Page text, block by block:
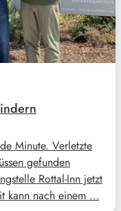
Minute. Verletzte
gefunden
Rottal-Inn jetzt
kann nach einem …